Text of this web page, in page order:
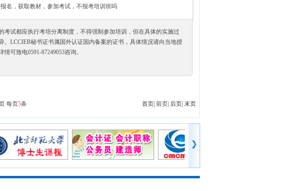
名，获取教材，参加考试，不报考培训班吗
考试都应执行考培分离制度，不得强制参加培训，但在具体的实施过
。LCCIEB秘书证书属国外认证国内备案的证书，具体情况请向当地授
可致电0591-87249053咨询。
每页5条 首页| 前页| 后页| 末页